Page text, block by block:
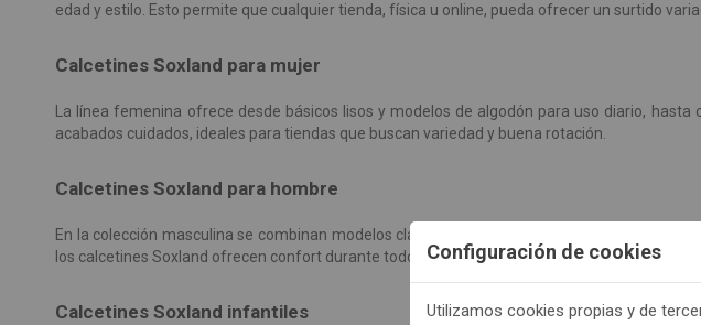
edad y estilo. Esto permite que cualquier tienda, física u online, pueda ofrecer un surtido
Calcetines Soxland para mujer
La línea femenina ofrece desde básicos lisos y modelos de algodón para uso diario,
acabados cuidados, ideales para tiendas que buscan variedad y buena rotación.
Calcetines Soxland para hombre
En la colección masculina se combinan modelos clásicos, deportivos y diseños actuales
los calcetines Soxland ofrecen confort durante todo el día y gran durabilidad.
Calcetines Soxland infantiles
Configuración de cookies
Utilizamos cookies propias y de